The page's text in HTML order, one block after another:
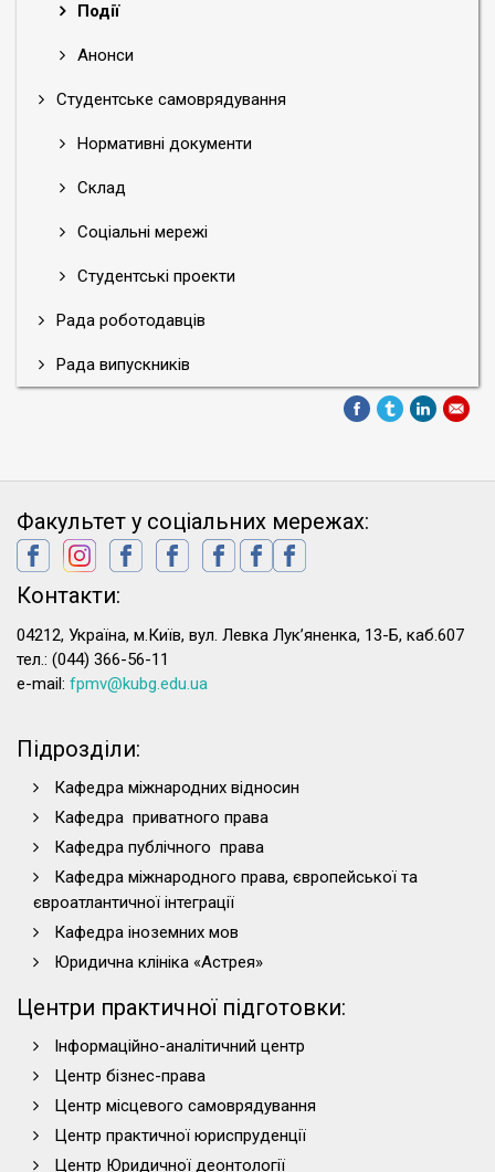
Події
Анонси
Студентське самоврядування
Нормативні документи
Склад
Соціальні мережі
Студентські проекти
Рада роботодавців
Рада випускників
Факультет у соціальних мережах:
Контакти:
04212, Україна, м.Київ, вул. Левка Лук’яненка, 13-Б, каб.607
тел.: (044) 366-56-11
e-mail: fpmv@kubg.edu.ua
Підрозділи:
Кафедра міжнародних відносин
Кафедра приватного права
Кафедра публічного права
Кафедра міжнародного права, європейської та
євроатлантичної інтеграції
Кафедра іноземних мов
Юридична клініка «Астрея»
Центри практичної підготовки:
Інформаційно-аналітичний центр
Центр бізнес-права
Центр місцевого самоврядування
Центр практичної юриспруденції
Центр Юридичної деонтології